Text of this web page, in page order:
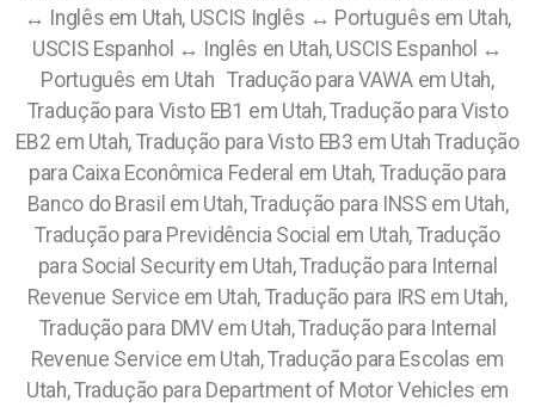
↔ Inglês em Utah, USCIS Inglês ↔ Português em Utah,
USCIS Espanhol ↔ Inglês en Utah, USCIS Espanhol ↔
Português em Utah Tradução para VAWA em Utah,
Tradução para Visto EB1 em Utah, Tradução para Visto
EB2 em Utah, Tradução para Visto EB3 em Utah Tradução
para Caixa Econômica Federal em Utah, Tradução para
Banco do Brasil em Utah, Tradução para INSS em Utah,
Tradução para Previdência Social em Utah, Tradução
para Social Security em Utah, Tradução para Internal
Revenue Service em Utah, Tradução para IRS em Utah,
Tradução para DMV em Utah, Tradução para Internal
Revenue Service em Utah, Tradução para Escolas em
Utah, Tradução para Department of Motor Vehicles em